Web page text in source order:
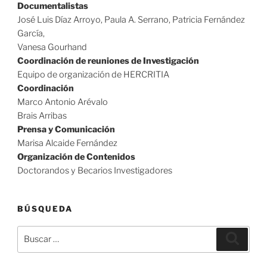
Documentalistas
José Luis Díaz Arroyo, Paula A. Serrano, Patricia Fernández
García,
Vanesa Gourhand
Coordinación de reuniones de Investigación
Equipo de organización de HERCRITIA
Coordinación
Marco Antonio Arévalo
Brais Arribas
Prensa y Comunicación
Marisa Alcaide Fernández
Organización de Contenidos
Doctorandos y Becarios Investigadores
BÚSQUEDA
por: